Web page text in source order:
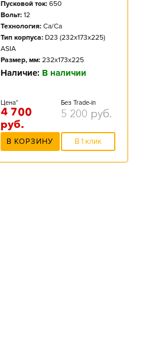
Пусковой ток: 650
Вольт: 12
Технология: Ca/Ca
Тип корпуса: D23 (232x173x225)
ASIA
Размер, мм: 232x173x225
Наличие: В наличии
Цена*
4 700
руб.
Без Trade-in
5 200 руб.
В КОРЗИНУ В 1 клик